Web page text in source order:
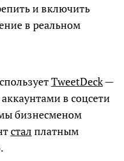
и включить
в реальном
TweetDeck—
в соцсети
бизнесменом
стал платным